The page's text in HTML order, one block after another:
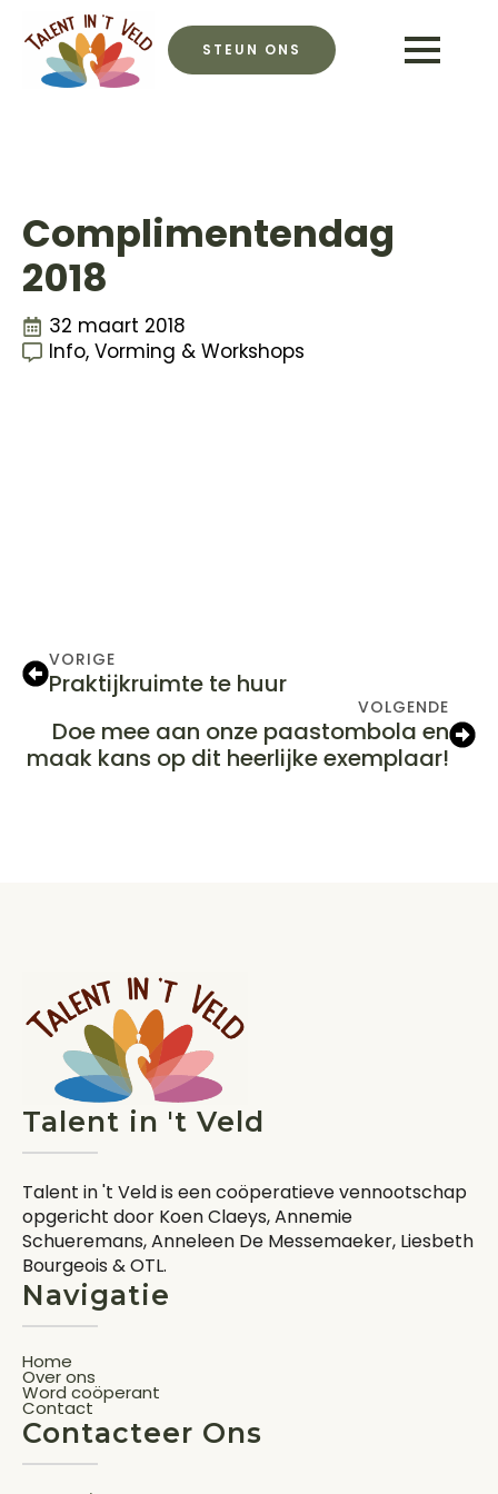
STEUN ONS
Complimentendag
2018
32 maart 2018
Info, Vorming & Workshops
VORIGE
Praktijkruimte te huur
VOLGENDE
Doe mee aan onze paastombola en
maak kans op dit heerlijke exemplaar!
Talent in 't Veld
Talent in 't Veld is een coöperatieve vennootschap
opgericht door Koen Claeys, Annemie
Schueremans, Anneleen De Messemaeker, Liesbeth
Bourgeois & OTL.
Navigatie
Home
Over ons
Word coöperant
Contact
Contacteer Ons